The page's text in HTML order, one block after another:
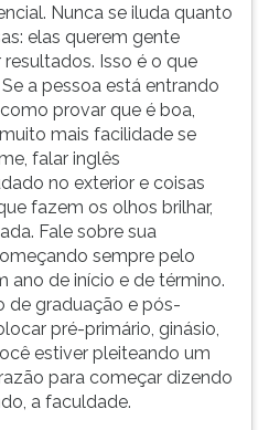
Nunca se iluda quanto
elas querem gente
Isso é o que
a pessoa está entrando
provar que é boa,
mais facilidade se
falar inglês
no exterior e coisas
fazem os olhos brilhar,
Fale sobre sua
sempre pelo
ano de início e de término.
de graduação e pós-
pré-primário, ginásio,
estiver pleiteando um
para começar dizendo
a faculdade.